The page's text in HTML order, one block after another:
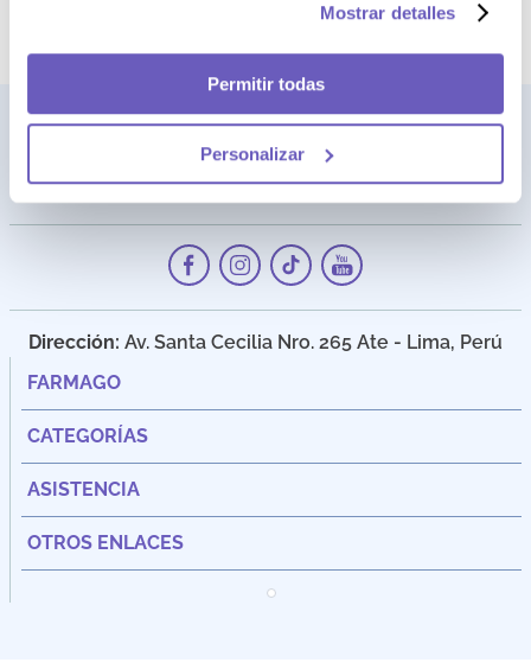
Mostrar detalles
Permitir todas
Personalizar
Dirección: Av. Santa Cecilia Nro. 265 Ate - Lima, Perú
FARMAGO
CATEGORÍAS
ASISTENCIA
OTROS ENLACES